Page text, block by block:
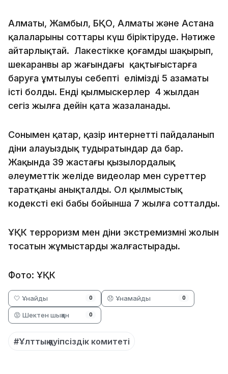
Алматы, Жамбыл, БҚО, Алматы және Астана
қалаларының соттары күш біріктіруде. Нәтиже
айтарлықтай. Лаңкестікке қоғамды шақырып,
шекаранвың ар жағындағы қақтығыстарға
баруға ұмтылуы себепті еліміздің 5 азаматы
істі болды. Енді қылмыскерлер 4 жылдан
сегіз жылға дейін қатаң жазаланады.
Сонымен қатар, қазір интернетті пайдаланып
діни алауыздық тудыратындар да бар.
Жақында 39 жастағы қызылордалық
әлеуметтік желіде видеолар мен суреттер
таратқаны анықталды. Ол қылмыстық
кодекстің екі бабы бойынша 7 жылға сотталды.
ҰҚК терроризм мен діни экстремизмнің жолын
тосатын жұмыстарды жалғастырады.
Фото: ҰҚК
🤍 Ұнайды 0 😞 Ұнамайды 0
😡 Шектен шыққан 0
#Ұлттық қауіпсіздік комитеті